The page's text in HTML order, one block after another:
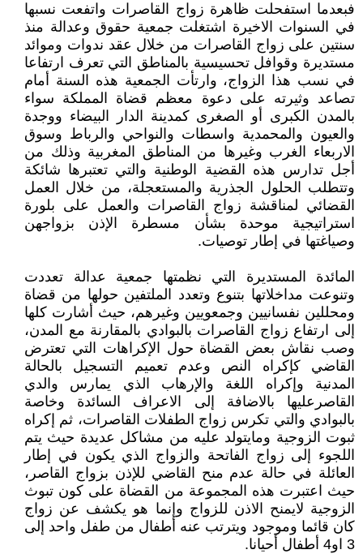
فبعدما استفحلت ظاهرة زواج القاصرات واتفعت نسبها
في السنوات الاخيرة اشتغلت جمعية حقوق وعدالة منذ
سنتين على زواج القاصرات من خلال عقد ندوات وموائد
مستديرة وقوافل تحسيسية بالمناطق التي تعرف ارتفاعا
في نسب هذا الزواج، وارتأت الجمعية هذه السنة أمام
تصاعد وثيرته على دعوة معظم قضاة المملكة سواء
بالمدن الكبرى أو الصغرى كمدينة الدار البيضاء ووجدة
والعيون والمحمدية واسطات والنواحي والرباط وسوق
الاربعاء الغرب وغيرها من المناطق المغربية وذلك من
أجل تدارس هذه القضية الوطنية والتي تعتبرها شائكة
وتتطلب الحلول الجذرية والمستعجلة، من خلال العمل
القضائي لمناقشة زواج القاصرات والعمل على بلورة
استراتيجية موحدة بشأن مسطرة الإذن بزواجهن
وصياغتها في إطار توصيات.
المائدة المستديرة التي نظمتها جمعية عدالة تعددت
وتنوعت مداخلاتها بتنوع وتعدد الملتفين حولها من قضاة
ومحللين نفسانيين وجمعويين وغيرهم، حيث أشارت كلها
إلى ارتفاع زواج القاصرات بالبوادي بالمقارنة مع المدن،
وصب نقاش بعض القضاة حول الإكراهات التي تعترض
القاضي كإكراه النص وعدم تعميم التسجيل بالحالة
المدنية وإكراه اللغة والإرهاب الذي يمارس والدي
القاصرعليها بالاضافة إلى الاعراف السائدة وخاصة
بالبوادي والتي تكرس زواج الطفلات القاصرات، ثم إكراه
ثبوت الزوجية ومايتولد عليه من مشاكل عديدة حيث يتم
اللجوء إلى زواج الفاتحة والزواج الذي يكون في إطار
العائلة في حالة عدم منح القاضي للإذن بزواج القاصر،
حيث اعتبرت هذه المجموعة من القضاة على كون تبوث
الزوجية لايمنح الاذن للزواج وإنما هو يكشف عن زواج
كان قائما وموجود ويترتب عنه أطفال من طفل واحد إلى
3 او4 أطفال أحيانا.